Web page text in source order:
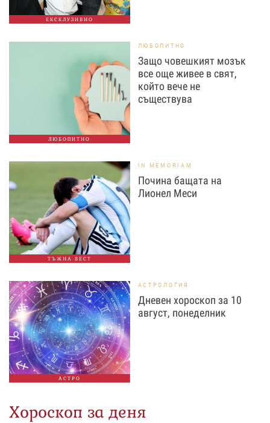
ЕКСКЛУЗИВНО
ЛЮБОПИТНО
ЛЮБОПИТНО
Защо човешкият мозък
все още живее в свят,
който вече не
съществува
ТЪЖНА ВЕСТ
IN MEMORIAM
Почина бащата на
Лионел Меси
АСТРО
АСТРОЛОГИЯ
Дневен хороскоп за 10
август, понеделник
Хороскоп за деня